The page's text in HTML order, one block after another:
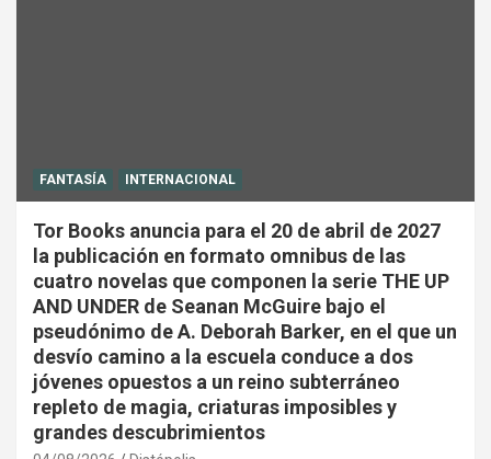
FANTASÍA INTERNACIONAL
Tor Books anuncia para el 20 de abril de 2027
la publicación en formato omnibus de las
cuatro novelas que componen la serie THE UP
AND UNDER de Seanan McGuire bajo el
pseudónimo de A. Deborah Barker, en el que un
desvío camino a la escuela conduce a dos
jóvenes opuestos a un reino subterráneo
repleto de magia, criaturas imposibles y
grandes descubrimientos